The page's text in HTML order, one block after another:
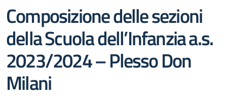
Composizione delle sezioni
della Scuola dell’Infanzia a.s.
2023/2024 – Plesso Don
Milani